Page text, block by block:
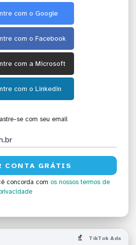
com o Google
com o Facebook
com a Microsoft
com o Linkedin
se com seu email
concorda com os nossos termos de
TikTok Ads